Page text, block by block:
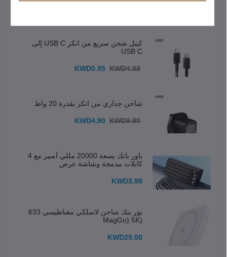
كيبل شحن سريع من انكر USB C إلى
USB C
KWD0.95 KWD4.88
شاحن جداري من انكر بقدرة 20 واط
KWD4.90 KWD9.90
باور بانك بسعة 20000 مللي أمبير مع 4
كابلات مدمجة وشاشة عرض
KWD3.99
بور بنك شاحن لاسلكي مغناطيسي 633
(MagGo) 5K
KWD29.00